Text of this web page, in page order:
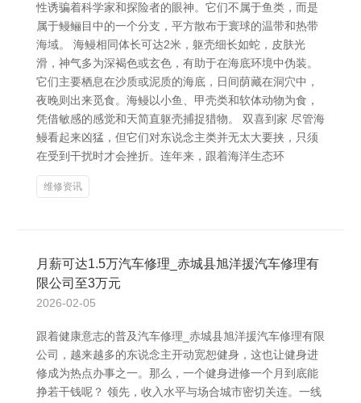
性诱骗着科学家和探险者的眼神。它们不属于鱼类，而是
属于鳗鲡目中的一个分支，平方散布于寰球的温带和热带
海域。 海鳗相同体长可达2米，躯壳细长如蛇，皮肤光
滑，神气多为深褐色或玄色，有助于在海底环境中伪装。
它们主要栖息在沙质或泥质的海底，日间荫藏在洞穴中，
夜晚则出来觅食。海鳗以小鱼、甲壳类和软体动物为食，
凭借敏感的感觉和天简直躯壳捕捉猎物。 双喜到家 尽管海
鳗看起来凶猛，但它们对东说念主类并无太大要挟，只须
在受到干扰时才会挫折。连年来，跟着海洋生态环
维修资讯
月薪可达1.5万汽车修理_赤城县旭洋援汽车修理有
限公司至3万元
2026-02-05
跟着健康意志的普及汽车修理_赤城县旭洋援汽车修理有限
公司，越来越多的东说念主开动宽恕健身，这也让健身进
修成为热点办事之一。那么，一个健身进修一个月到底能
挣若干钱呢？ 领先，收入水平与场合城市密切关连。一线